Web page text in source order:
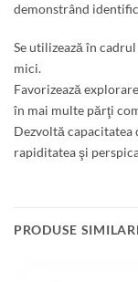
demonstrând
Se utilizează în
mici.
Favorizează
în mai multe părţi
Dezvoltă capacitatea
rapiditatea şi
PRODUSE